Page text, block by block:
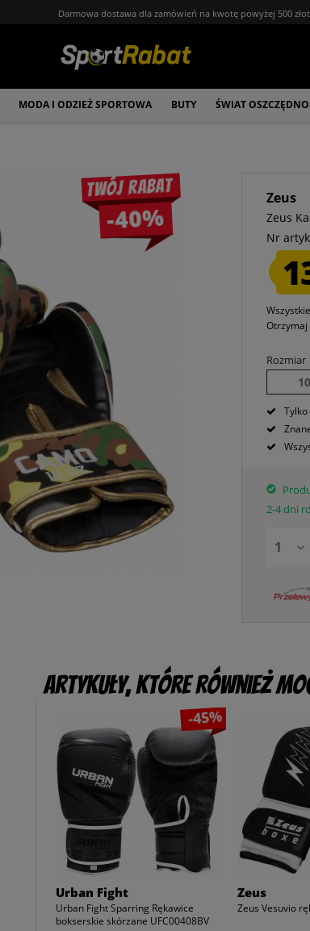
Darmowa dostawa dla zamówień na kwotę powyżej 500
MODA I ODZIEŻ SPORTOWA BUTY ŚWIAT
Twój rabat
-40%
Zeus
Zeus
Nr
Otrzymaj
Rozmiar
2-4 dni
Artykuły, które również
-45%
Urban Fight
Urban Fight Sparring Rękawice
bokserskie skórzane UFC00408BV
Zeus
Zeus Vesuvio